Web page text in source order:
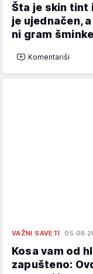
Šta je skin tint
je ujednačen,
ni gram šminke
Komentariši
VAŽNI SAVETI
Kosa vam od
zapušteno: